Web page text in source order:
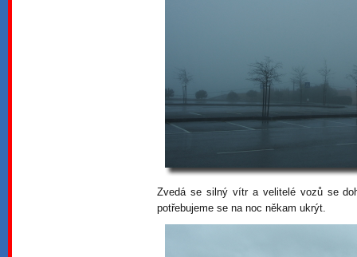
Zvedá se silný vítr a velitelé vozů se
potřebujeme se na noc někam ukrýt.